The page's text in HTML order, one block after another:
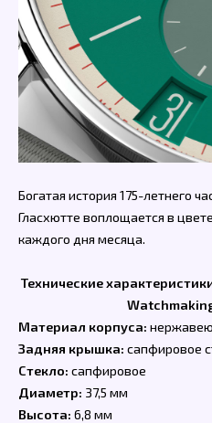
Богатая история 175-летнего
Гласхютте воплощается в
каждого дня месяца.
Технические
Материал корпуса:
Задняя крышка: сапфировое
Стекло: сапфировое
Диаметр: 37,5 мм
Высота: 6,8 мм